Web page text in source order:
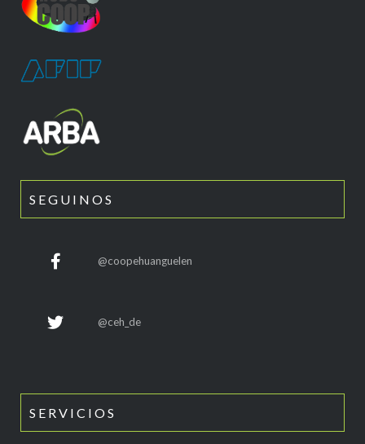
SEGUINOS
@coopehuanguelen
@ceh_de
SERVICIOS